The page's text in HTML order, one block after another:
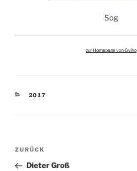
Sog
zur Homepage von Gyjho
KATEGORIEN
2017
Beitragsnavigation
Vorheriger
Beitrag
ZURÜCK
Dieter Groß